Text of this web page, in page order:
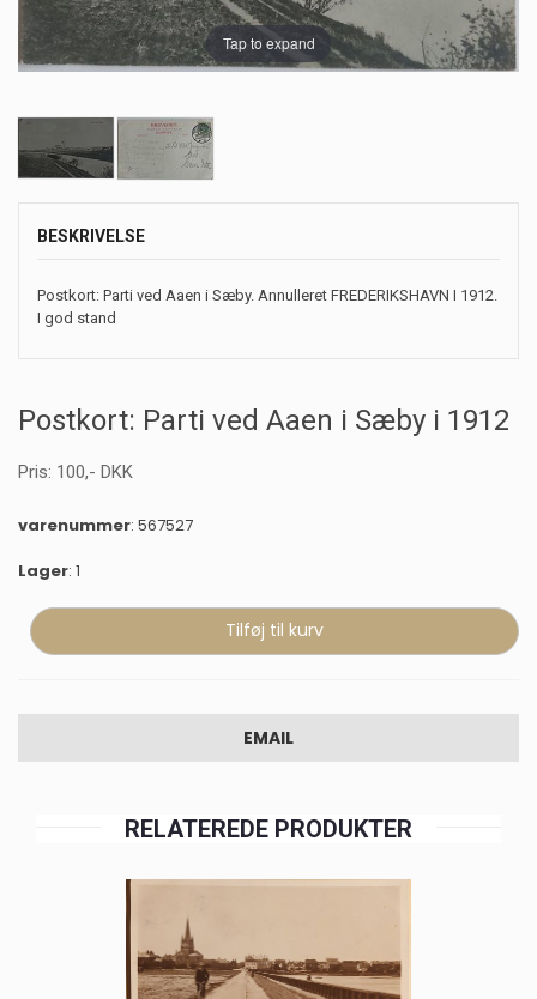
Tap to expand
BESKRIVELSE
Postkort: Parti ved Aaen i Sæby. Annulleret FREDERIKSHAVN I 1912.
I god stand
Postkort: Parti ved Aaen i Sæby i 1912
Pris: 100,- DKK
varenummer: 567527
Lager: 1
EMAIL
RELATEREDE PRODUKTER